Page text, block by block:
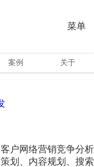
菜单
案例 关于
户网络营销竞争分析
划、内容规划、搜索